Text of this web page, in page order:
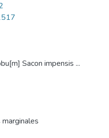
Sacon impensis ...